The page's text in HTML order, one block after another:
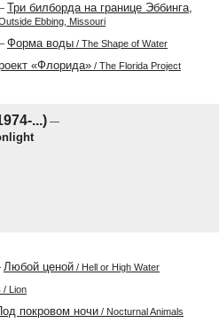
Три билборда на границе Эббинга,
Ebbing, Missouri
Форма воды / The Shape of Water
«Флорида» / The Florida Project
...) —
Любой ценой / Hell or High Water
/ Lion
покровом ночи / Nocturnal Animals